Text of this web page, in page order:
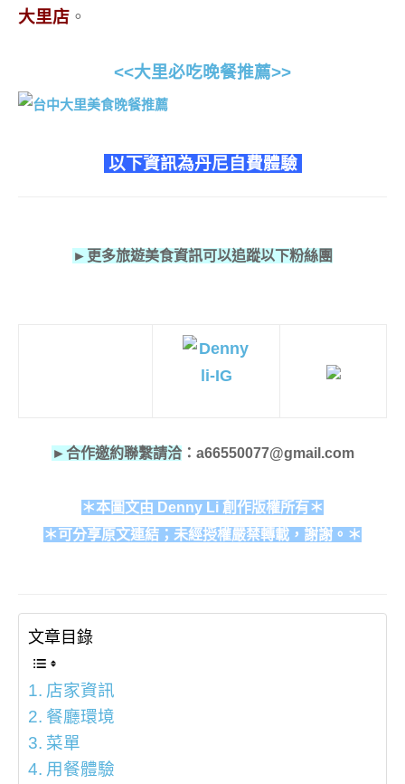
大里店 。
<<大里必吃晚餐推薦>>
以下資訊為丹尼自費體驗
►更多旅遊美食資訊可以追蹤以下粉絲團
►合作邀約聯繫請洽：a66550077@gmail.com
＊本圖文由 Denny Li 創作版權所有＊
＊可分享原文連結；未經授權嚴禁轉載，謝謝。＊
文章目錄
店家資訊
餐廳環境
菜單
用餐體驗